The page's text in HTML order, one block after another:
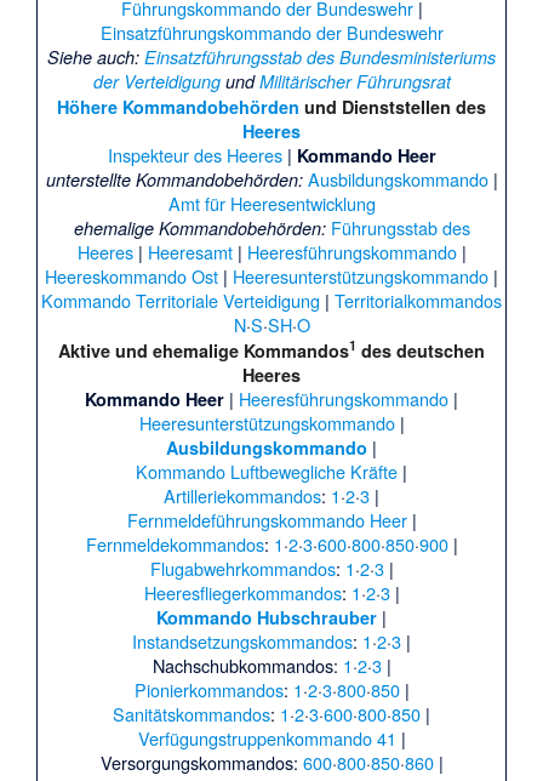
Führungskommando der Bundeswehr|
Einsatzführungskommando der Bundeswehr
Siehe auch: Einsatzführungsstab des Bundesministeriums
der VerteidigungundMilitärischer Führungsrat
Höhere Kommandobehörden und Dienststellen des
Heeres
Inspekteur des Heeres| Kommando Heer
unterstellte Kommandobehörden: Ausbildungskommando|
Amt für Heeresentwicklung
ehemalige Kommandobehörden: Führungsstab des
Heeres| Heeresamt| Heeresführungskommando|
Heereskommando Ost | Heeresunterstützungskommando |
Kommando Territoriale Verteidigung | Territorialkommandos
N·S·SH·O
Aktive und ehemalige Kommandos1 des deutschen
Heeres
Kommando Heer | Heeresführungskommando |
Heeresunterstützungskommando|
Ausbildungskommando |
Kommando Luftbewegliche Kräfte |
Artilleriekommandos: 1·2·3 |
Fernmeldeführungskommando Heer|
Fernmeldekommandos: 1·2·3·600·800·850·900|
Flugabwehrkommandos: 1·2·3|
Heeresfliegerkommandos: 1·2·3|
Kommando Hubschrauber |
Instandsetzungskommandos: 1·2·3 |
Nachschubkommandos: 1·2·3|
Pionierkommandos: 1·2·3·800·850|
Sanitätskommandos: 1·2·3·600·800·850 |
Verfügungstruppenkommando 41 |
Versorgungskommandos: 600·800·850·860|